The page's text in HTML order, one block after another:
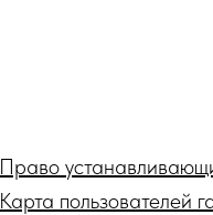
Право
Карта пользователей